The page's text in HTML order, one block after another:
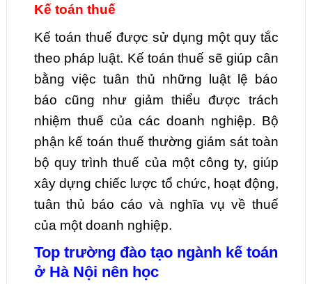
Kế toán thuế
Kế toán thuế được sử dụng một quy tắc
theo pháp luật. Kế toán thuế sẽ giúp cân
bằng việc tuân thủ những luật lệ báo
báo cũng như giảm thiểu được trách
nhiệm thuế của các doanh nghiệp. Bộ
phận kế toán thuế thường giám sát toàn
bộ quy trình thuế của một công ty, giúp
xây dựng chiếc lược tổ chức, hoạt động,
tuân thủ báo cáo và nghĩa vụ về thuế
của một doanh nghiệp.
Top trường đào tạo ngành kế toán
ở Hà Nội nên học